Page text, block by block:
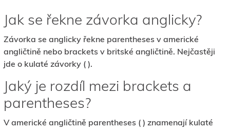
Jak se řekne závorka anglicky?
Závorka se anglicky řekne parentheses v americké
angličtině nebo brackets v britské angličtině. Nejčastěji
jde o kulaté závorky ( ).
Jaký je rozdíl mezi brackets a
parentheses?
V americké angličtině parentheses ( ) znamenají kulaté